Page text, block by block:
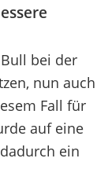
bei der
nun auch
Fall für
auf eine
ein